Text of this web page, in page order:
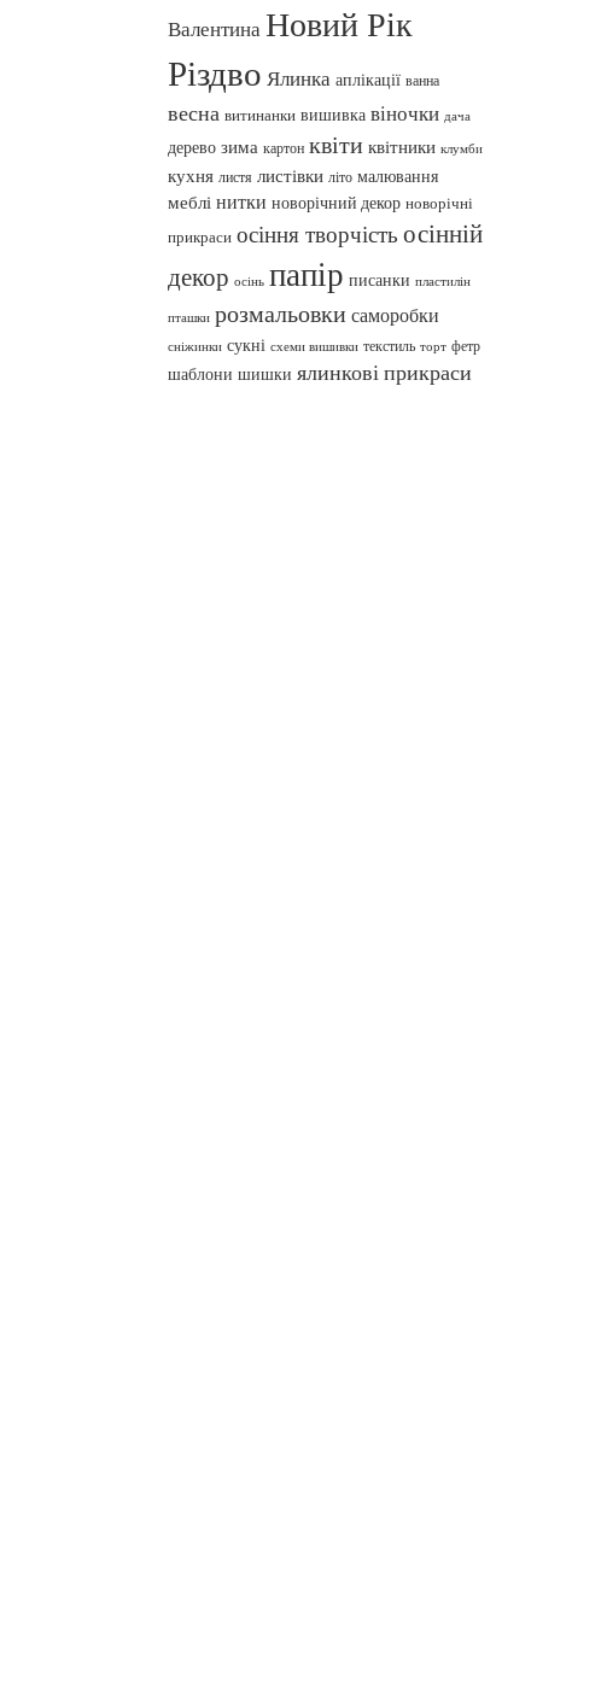
ВалентинаНовий Рік
Різдво Ялинка аплікації ванна
весна витинанки вишивка віночки дача
дерево зима картон квіти квітники клумби
кухня листя листівки літо малювання
меблі нитки новорічний декор новорічні
прикраси осіння творчість осінній
декор осінь папір писанки пластилін
пташки розмальовки саморобки
сніжинки сукні схеми вишивки текстиль торт фетр
шаблони шишки ялинкові прикраси